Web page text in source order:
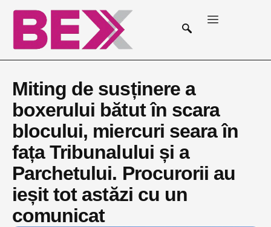
Miting de susținere a
boxerului bătut în scara
blocului, miercuri seara în
fața Tribunalului și a
Parchetului. Procurorii au
ieșit tot astăzi cu un
comunicat